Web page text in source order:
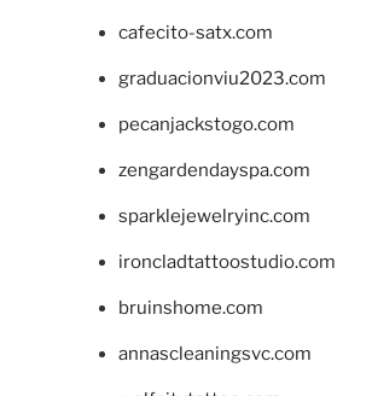
cafecito-satx.com
graduacionviu2023.com
pecanjackstogo.com
zengardendayspa.com
sparklejewelryinc.com
ironcladtattoostudio.com
bruinshome.com
annascleaningsvc.com